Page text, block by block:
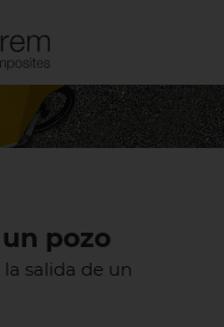
pozo
salida de un